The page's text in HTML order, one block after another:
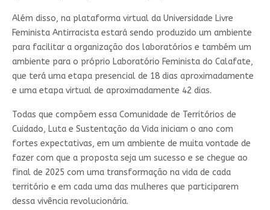
Além disso, na plataforma virtual da Universidade Livre
Feminista Antirracista estará sendo produzido um ambiente
para facilitar a organização dos laboratórios e também um
ambiente para o próprio Laboratório Feminista do Calafate,
que terá uma etapa presencial de 18 dias aproximadamente
e uma etapa virtual de aproximadamente 42 dias.
Todas que compõem essa Comunidade de Territórios de
Cuidado, Luta e Sustentação da Vida iniciam o ano com
fortes expectativas, em um ambiente de muita vontade de
fazer com que a proposta seja um sucesso e se chegue ao
final de 2025 com uma transformação na vida de cada
território e em cada uma das mulheres que participarem
dessa vivência revolucionária.